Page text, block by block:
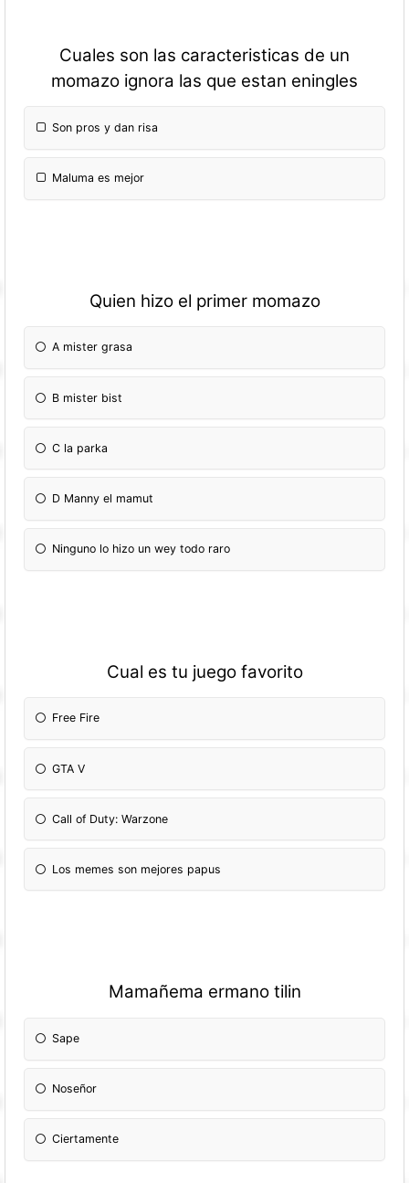
Cuales son las caracteristicas de un
momazo ignora las que estan eningles
Son pros y dan risa
Maluma es mejor
Quien hizo el primer momazo
A mister grasa
B mister bist
C la parka
D Manny el mamut
Ninguno lo hizo un wey todo raro
Cual es tu juego favorito
Free Fire
GTA V
Call of Duty: Warzone
Los memes son mejores papus
Mamañema ermano tilin
Sape
Noseñor
Ciertamente